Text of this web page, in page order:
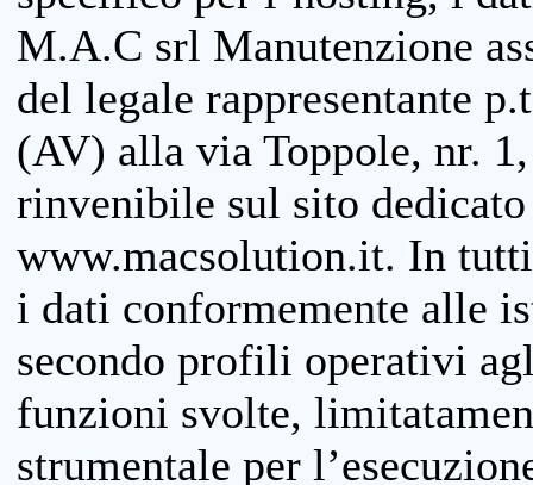
M.A.C srl Manutenzione
del legale rappresentante
(AV) alla via Toppole, nr.
rinvenibile sul sito
www.macsolution.it. In
i dati conformemente alle
secondo profili operativi
funzioni svolte,
strumentale per